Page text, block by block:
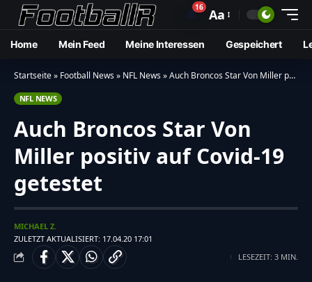
🔔16 Aa
Home Mein Feed Meine Interessen Gespeichert
Startseite» Football News» NFL News»Auch Broncos Star Von Miller positiv auf Covid-19 getestet
NFL NEWS
Auch Broncos Star Von
Miller positiv auf Covid-19
getestet
ZULETZT AKTUALISIERT: 17.04.20 17:01
MICHAEL Z.
LESEZEIT: 3 MIN.